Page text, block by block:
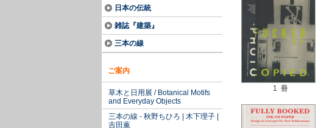
日本の伝統
雑誌『建築』
三本の線
ご案内
草木と日用展 / Botanical Motifs
and Everyday Objects
三本の線 - 秋野ちひろ | 木下理子 |
吉田薫
1 冊